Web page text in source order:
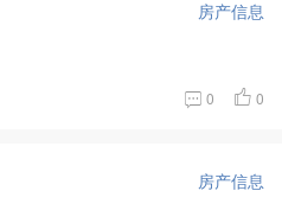
房产信息
0 0
房产信息